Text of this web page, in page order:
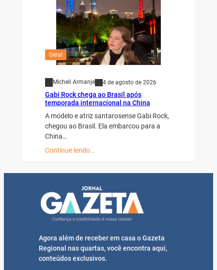
Geral
Micheli Armanje 4 de agosto de 2026
Gabi Rock chega ao Brasil após
temporada internacional na China
A modelo e atriz santarosense Gabi Rock,
chegou ao Brasil. Ela embarcou para a
China…
Continue lendo…
Agora além de receber em casa o Gazeta
Regional nas quartas, você encontra aqui,
conteúdos exclusivos.